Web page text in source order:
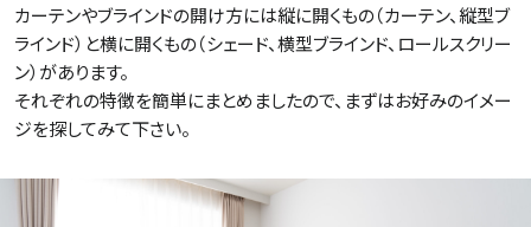
カーテンやブラインドの開け方には縦に開くもの（カーテン、縦型ブ
ラインド）と横に開くもの（シェード、横型ブラインド、ロールスクリー
ン）があります。
それぞれの特徴を簡単にまとめましたので、まずはお好みのイメー
ジを探してみて下さい。